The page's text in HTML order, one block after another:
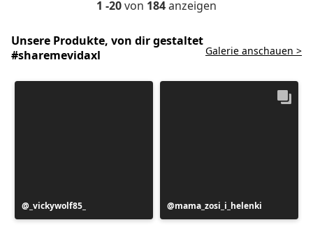
1 -20von 184anzeigen
Unsere Produkte, von dir gestaltet
#sharemevidaxl
Galerie anschauen >
Beitrag
veröffentlicht
_vickywolf85_
Beitrag
veröffentlicht
mama_zosi_i_helenki